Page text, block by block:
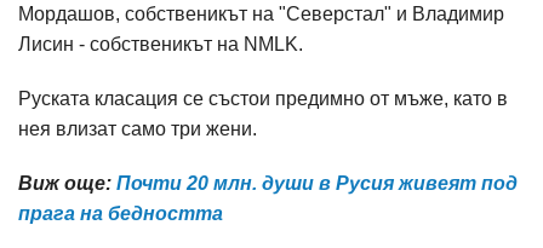
Мордашов, собственикът на "Северстал" и Владимир
Лисин - собственикът на NMLK.
Руската класация се състои предимно от мъже, като в
нея влизат само три жени.
Виж още: Почти 20 млн. души в Русия живеят под
прага на бедността